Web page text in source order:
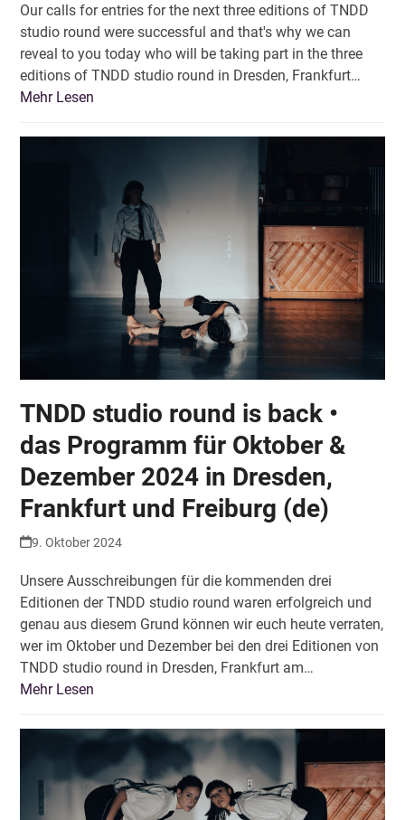
Our calls for entries for the next three editions of TNDD
studio round were successful and that's why we can
reveal to you today who will be taking part in the three
editions of TNDD studio round in Dresden, Frankfurt…
Mehr Lesen
TNDD studio round is back •
das Programm für Oktober &
Dezember 2024 in Dresden,
Frankfurt und Freiburg (de)
9. Oktober 2024
Unsere Ausschreibungen für die kommenden drei
Editionen der TNDD studio round waren erfolgreich und
genau aus diesem Grund können wir euch heute verraten,
wer im Oktober und Dezember bei den drei Editionen von
TNDD studio round in Dresden, Frankfurt am…
Mehr Lesen